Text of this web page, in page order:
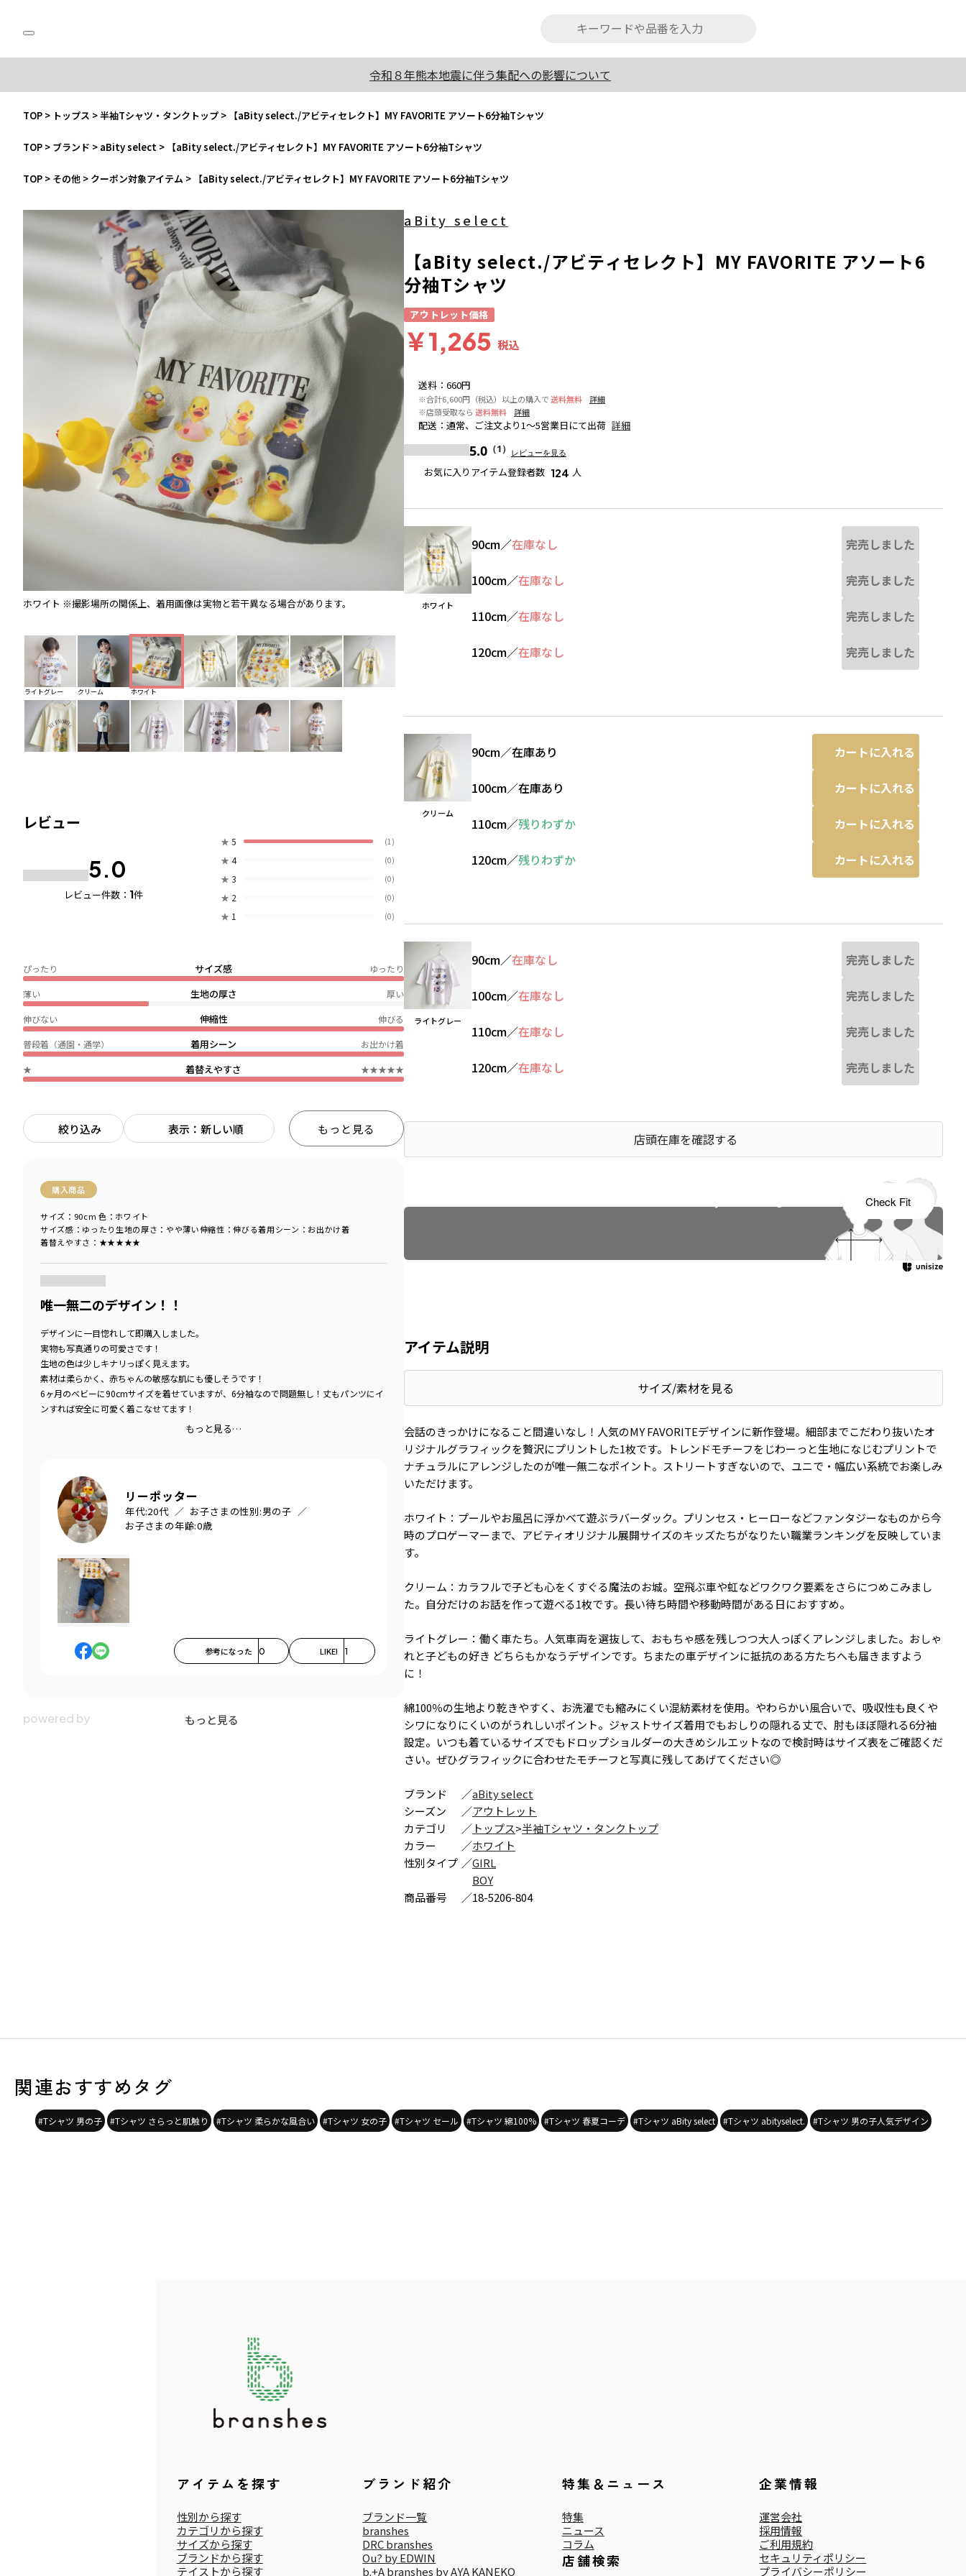
令和８年熊本地震に伴う集配への影響について
TOP > トップス >半袖Tシャツ・タンクトップ > 【aBity select./アビティセレクト】MY FAVORITE アソート6分袖Tシャツ
TOP > ブランド > aBity select > 【aBity select./アビティセレクト】MY FAVORITE アソート6分袖Tシャツ
TOP > その他 > クーポン対象アイテム > 【aBity select./アビティセレクト】MY FAVORITE アソート6分袖Tシャツ
ホワイト ※撮影場所の関係上、着用画像は実物と若干異なる場合があります。 ホワイト
ライトグレー クリーム ホワイト
レビュー
5.0
レビュー件数： 1件
★ 5 (1)
★ 4 (0)
★ 3 (0)
★ 2 (0)
★ 1 (0)
サイズ感
ぴったり ゆったり
生地の厚さ
薄い 厚い
伸縮性
伸びない 伸びる
着用シーン
普段着（通園・通学） お出かけ着
着替えやすさ
★ ★★★★★
絞り込み 表示：新しい順 もっと見る
購入商品
サイズ感 ：ゆったり 生地の厚さ ：やや薄い伸縮性 ：伸びる着用シーン ：お出かけ着
着替えやすさ ：★★★★★
サイズ：90cm 色：ホワイト
唯一無二のデザイン！！
デザインに一目惚れして即購入しました。
実物も写真通りの可愛さです！
生地の色は少しキナリっぽく見えます。
素材は柔らかく、赤ちゃんの敏感な肌にも優しそうです！
6ヶ月のベビーに90cmサイズを着せていますが、6分袖なので問題無し！丈もパンツにイ
ンすれば安全に可愛く着こなせてます！
もっと見る…
リーポッター
年代:20代 お子さまの性別:男の子
お子さまの年齢:0歳
参考になった 0 LIKE! 1
もっと見る
送料 ： 660円
※合計6,600円（税込）以上の購入で送料無料
詳細
※店頭受取なら 送料無料 詳細
配送 ： 通常、ご注文より1～5営業日にて出荷 詳細
5.0 （1） レビューを見る
お気に入りアイテム登録者数 124 人
aBity select
【aBity select./アビティセレクト】MY FAVORITE アソート6
分袖Tシャツ
アウトレット価格
￥1,265 税込
ホワイト
90cm／在庫なし 完売しました
100cm／在庫なし 完売しました
110cm／在庫なし 完売しました
120cm／在庫なし 完売しました
クリーム
90cm／在庫あり カートに入れる
100cm／在庫あり カートに入れる
110cm／残りわずか カートに入れる
120cm／残りわずか カートに入れる
ライトグレー
90cm／在庫なし 完売しました
100cm／在庫なし 完売しました
110cm／在庫なし 完売しました
120cm／在庫なし 完売しました
店頭在庫を確認する
アイテム説明
サイズ/素材を見る
会話のきっかけになること間違いなし！人気のMY FAVORITEデザインに新作登場。細部までこだわり抜いたオ
リジナルグラフィックを贅沢にプリントした1枚です。トレンドモチーフをじわーっと生地になじむプリントで
ナチュラルにアレンジしたのが唯一無二なポイント。ストリートすぎないので、ユニで・幅広い系統でお楽しみ
いただけます。
ホワイト：プールやお風呂に浮かべて遊ぶラバーダック。プリンセス・ヒーローなどファンタジーなものから今
時のプロゲーマーまで、アビティオリジナル展開サイズのキッズたちがなりたい職業ランキングを反映していま
す。
クリーム：カラフルで子ども心をくすぐる魔法のお城。空飛ぶ車や虹などワクワク要素をさらにつめこみまし
た。自分だけのお話を作って遊べる1枚です。長い待ち時間や移動時間がある日におすすめ。
ライトグレー：働く車たち。人気車両を選抜して、おもちゃ感を残しつつ大人っぽくアレンジしました。おしゃ
れと子どもの好き どちらもかなうデザインです。ちまたの車デザインに抵抗のある方たちへも届きますよう
に！
綿100％の生地より乾きやすく、お洗濯でも縮みにくい混紡素材を使用。やわらかい風合いで、吸収性も良くや
シワになりにくいのがうれしいポイント。ジャストサイズ着用でもおしりの隠れる丈で、肘もほぼ隠れる6分袖
設定。いつも着ているサイズでもドロップショルダーの大きめシルエットなので検討時はサイズ表をご確認くだ
さい。ぜひグラフィックに合わせたモチーフと写真に残してあげてください◎
ブランド ／aBity select
シーズン
／アウトレット
カテゴリ
／ トップス>半袖Tシャツ・タンクトップ
カラー
／ホワイト
性別タイプ ／GIRL
BOY
商品番号
／18-5206-804
Check Fit
関連おすすめタグ
#Tシャツ 男の子 #Tシャツ さらっと肌触り #Tシャツ 柔らかな風合い #Tシャツ 女の子 #Tシャツ セール #Tシャツ 綿100% #Tシャツ 春夏コーデ #Tシャツ aBity select #Tシャツ abityselect. #Tシャツ 男の子人気デザイン
アイテムを探す
性別から探す
カテゴリから探す
サイズから探す
ブランドから探す
テイストから探す
ブランド紹介
ブランド一覧
branshes
DRC branshes
Ou? by EDWIN
b.+A branshes by AYA KANEKO
特集＆ニュース
特集
ニュース
コラム
店舗検索
企業情報
運営会社
採用情報
ご利用規約
セキュリティポリシー
プライバシーポリシー